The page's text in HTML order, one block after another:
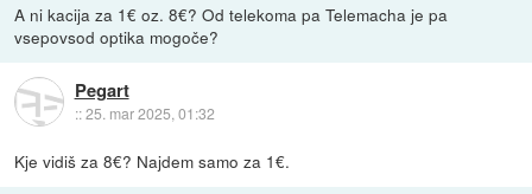
A ni kacija za 1€ oz. 8€? Od telekoma pa Telemacha je pa
vsepovsod optika mogoče?
Pegart
::25. mar 2025, 01:32
Kje vidiš za 8€? Najdem samo za 1€.